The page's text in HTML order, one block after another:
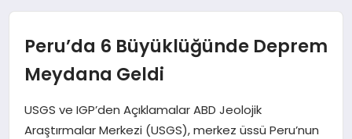
YAŞAM
EKONOMI
GÜNDEM
Peru’da 6 Büyüklüğünde Deprem
Meydana Geldi
USGS ve IGP’den Açıklamalar ABD Jeolojik
Araştırmalar Merkezi (USGS), merkez üssü Peru’nun